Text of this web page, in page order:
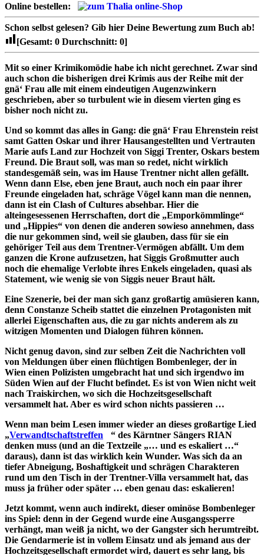
Online bestellen:
Schon selbst gelesen? Gib hier Deine Bewertung zum Buch ab!
[Gesamt: 0 Durchschnitt: 0]
Mit so einer Krimikomödie habe ich nicht gerechnet. Zwar sind
auch schon die bisherigen drei Krimis aus der Reihe mit der
gnä‘ Frau alle mit einem eindeutigen Augenzwinkern
geschrieben, aber so turbulent wie in diesem vierten ging es
bisher noch nicht zu.
Und so kommt das alles in Gang: die gnä‘ Frau Ehrenstein reist
samt Gatten Oskar und ihrer Hausangestellten und Vertrauten
Marie aufs Land zur Hochzeit von Siggi Trenter, Oskars bestem
Freund. Die Braut soll, was man so redet, nicht wirklich
standesgemäß sein, was im Hause Trentner nicht allen gefällt.
Wenn dann Else, eben jene Braut, auch noch ein paar ihrer
Freunde eingeladen hat, schräge Vögel kann man die nennen,
dann ist ein Clash of Cultures absehbar. Hier die
alteingesessenen Herrschaften, dort die „Emporkömmlinge“
und „Hippies“ von denen die anderen sowieso annehmen, dass
die nur gekommen sind, weil sie glauben, dass für sie ein
gehöriger Teil aus dem Trentner-Vermögen abfällt. Um dem
ganzen die Krone aufzusetzen, hat Siggis Großmutter auch
noch die ehemalige Verlobte ihres Enkels eingeladen, quasi als
Statement, wie wenig sie von Siggis neuer Braut hält.
Eine Szenerie, bei der man sich ganz großartig amüsieren kann,
denn Constanze Scheib stattet die einzelnen Protagonisten mit
allerlei Eigenschaften aus, die zu gar nichts anderem als zu
witzigen Momenten und Dialogen führen können.
Nicht genug davon, sind zur selben Zeit die Nachrichten voll
von Meldungen über einen flüchtigen Bombenleger, der in
Wien einen Polizisten umgebracht hat und sich irgendwo im
Süden Wien auf der Flucht befindet. Es ist von Wien nicht weit
nach Traiskirchen, wo sich die Hochzeitsgesellschaft
versammelt hat. Aber es wird schon nichts passieren …
Wenn man beim Lesen immer wieder an dieses großartige Lied
„Verwandtschaftstreffen
“ des Kärntner Sängers RIAN
denken muss (und an die Textzeile „… und es eskaliert …“
daraus), dann ist das wirklich kein Wunder. Was sich da an
tiefer Abneigung, Boshaftigkeit und schrägen Charakteren
rund um den Tisch in der Trentner-Villa versammelt hat, das
muss ja früher oder später … eben genau das: eskalieren!
Jetzt kommt, wenn auch indirekt, dieser ominöse Bombenleger
ins Spiel: denn in der Gegend wurde eine Ausgangssperre
verhängt, man weiß ja nicht, wo der Gangster sich herumtreibt.
Die Gendarmerie ist in vollem Einsatz und als jemand aus der
Hochzeitsgesellschaft ermordet wird, dauert es sehr lang, bis